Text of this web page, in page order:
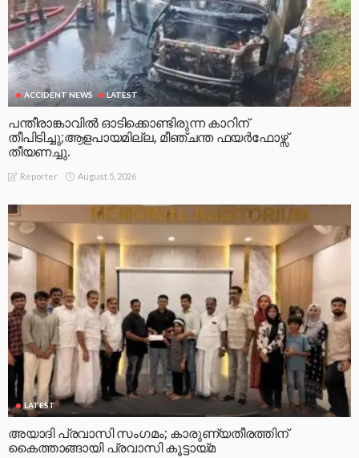
ACCIDENT NEWS LATEST
പന്തീരാങ്കാവിൽ ഓടിക്കൊണ്ടിരുന്ന കാറിന്
തീപിടിച്ചു;ആളപായമില്ല, മീഞ്ചന്ത ഫയർഫോഴ്സ്
തീയണച്ചു.
Reporter August 5, 2026
LATEST
അയാദി പ്രവാസി സംഗമം; കാരുണ്യതീരത്തിന്
കൈത്താങ്ങായി പ്രവാസി കൂട്ടായ്മ